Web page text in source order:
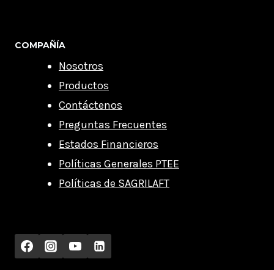
COMPAÑÍA
Nosotros
Productos
Contáctenos
Preguntas Frecuentes
Estados Financieros
Políticas Generales PTEE
Políticas de SAGRILAFT